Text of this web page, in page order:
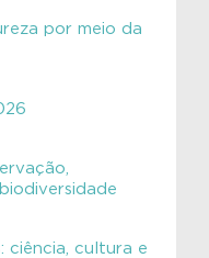
por meio da
ciência, cultura e